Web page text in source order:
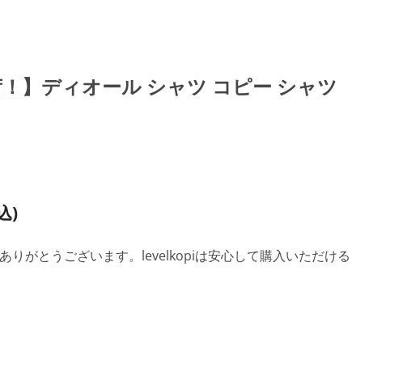
！】ディオール シャツ コピー シャツ
)
りがとうございます。levelkopiは安心して購入いただける